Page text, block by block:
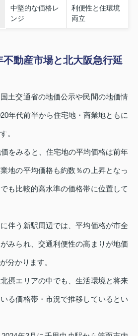
中堅的な価格レ
ンジ
利便性と住環境
両立
動産市場と北大阪急行延
土交通省の地価公示や民間の地価情
年代前半から住宅地・商業地ともに
。
をみると、住宅地の平均価格は前年
地の平均価格も約数％の上昇となっ
も比較的高水準の価格帯に位置して
伴う新駅周辺では、平均価格が市全
みられ、交通利便性の高まりが地価
分かります。
摂エリアの中でも、生活環境と将来
る価格帯・市況で推移しているとい